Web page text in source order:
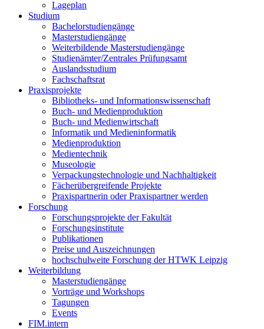
Lageplan
Studium
Bachelorstudiengänge
Masterstudiengänge
Weiterbildende Masterstudiengänge
Studienämter/Zentrales Prüfungsamt
Auslandsstudium
Fachschaftsrat
Praxisprojekte
Bibliotheks- und Informationswissenschaft
Buch- und Medienproduktion
Buch- und Medienwirtschaft
Informatik und Medieninformatik
Medienproduktion
Medientechnik
Museologie
Verpackungstechnologie und Nachhaltigkeit
Fächerübergreifende Projekte
Praxispartnerin oder Praxispartner werden
Forschung
Forschungsprojekte der Fakultät
Forschungsinstitute
Publikationen
Preise und Auszeichnungen
hochschulweite Forschung der HTWK Leipzig
Weiterbildung
Masterstudiengänge
Vorträge und Workshops
Tagungen
Events
FIM.intern